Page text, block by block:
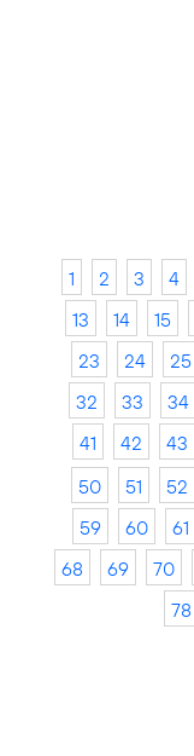
1 2 3 4
13
14 15
23
24 25
32
33 34
41
42 43
50
51 52
59
60 61
68
69 70
78